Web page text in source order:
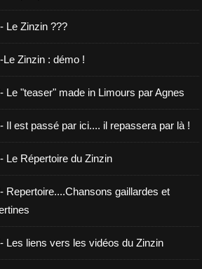
Le Zinzin ???
Le Zinzin : démo !
Le "teaser" made in Limours par Agnes
Il est passé par ici.... il repassera par là !
Le Répertoire du Zinzin
Repertoire....Chansons gaillardes et
Les liens vers les vidéos du Zinzin